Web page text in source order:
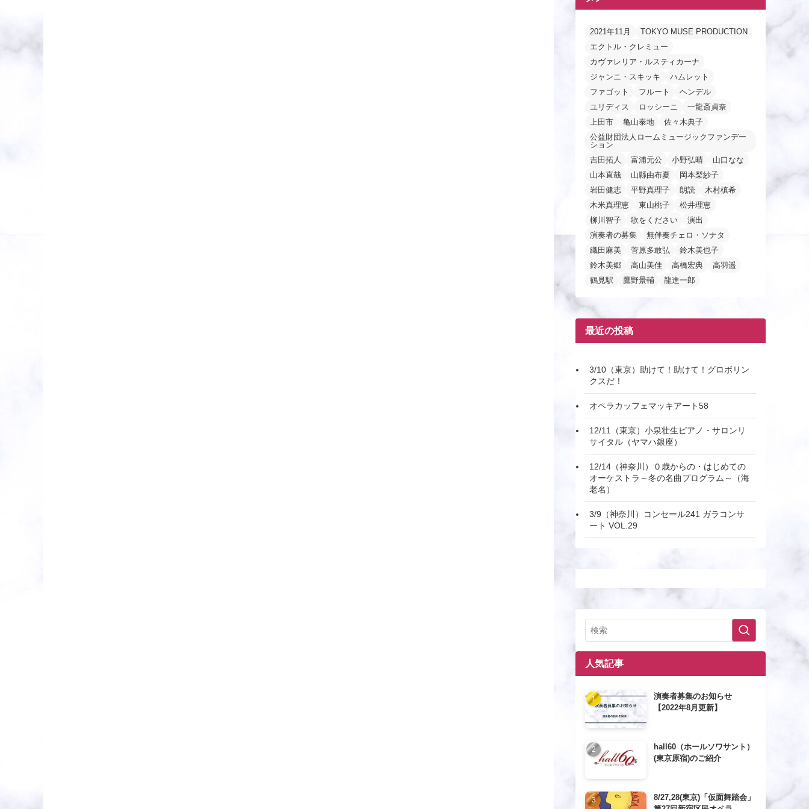
2021年11月
TOKYO MUSE PRODUCTION
エクトル・クレミュー
カヴァレリア・ルスティカーナ
ジャンニ・スキッキ
ハムレット
ファゴット
フルート
ヘンデル
ユリディス
ロッシーニ
一龍斎貞奈
上田市
亀山泰地
佐々木典子
公益財団法人ロームミュージックファンデー
ション
吉田拓人
富浦元公 小野弘晴
山口なな
山本直哉
山縣由布夏
岡本梨紗子
岩田健志
平野真理子 朗読
木村槙希
木米真理恵
東山桃子
松井理恵
柳川智子
歌をください
演出
演奏者の募集
無伴奏チェロ・ソナタ
織田麻美
菅原多敢弘
鈴木美也子
鈴木美郷
高山美佳 高橋宏典
高羽遥
鶴見駅
鷹野景輔 龍進一郎
最近の投稿
3/10（東京）助けて！助けて！グロボリン
クスだ！
オペラカッフェマッキアート58
12/11（東京）小泉壮生ピアノ・サロンリ
サイタル（ヤマハ銀座）
12/14（神奈川）０歳からの・はじめての
オーケストラ～冬の名曲プログラム～（海
老名）
3/9（神奈川）コンセール241 ガラコンサ
ート VOL.29
人気記事
演奏者募集のお知らせ
【2022年8月更新】
hall60（ホールソワサント）
(東京原宿)のご紹介
8/27,28(東京)「仮面舞踏会」